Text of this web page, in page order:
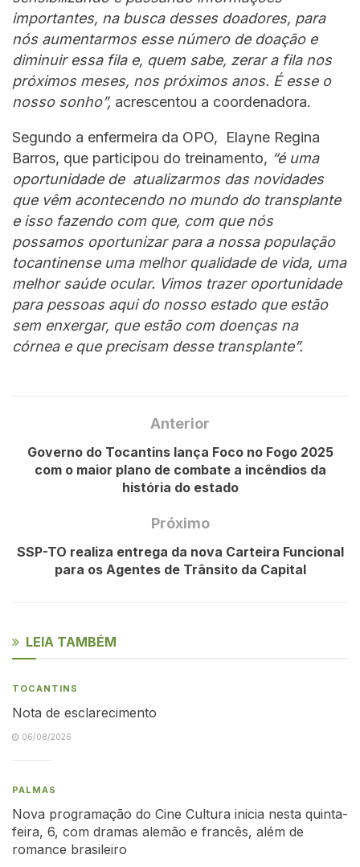
importantes, na busca desses doadores, para
nós aumentarmos esse número de doação e
diminuir essa fila e, quem sabe, zerar a fila nos
próximos meses, nos próximos anos. É esse o
nosso sonho”, acrescentou a coordenadora.
Segundo a enfermeira da OPO, Elayne Regina
Barros, que participou do treinamento, “é uma
oportunidade de atualizarmos das novidades
que vêm acontecendo no mundo do transplante
e isso fazendo com que, com que nós
possamos oportunizar para a nossa população
tocantinense uma melhor qualidade de vida, uma
melhor saúde ocular. Vimos trazer oportunidade
para pessoas aqui do nosso estado que estão
sem enxergar, que estão com doenças na
córnea e que precisam desse transplante”.
Anterior
Governo do Tocantins lança Foco no Fogo 2025
com o maior plano de combate a incêndios da
história do estado
Próximo
SSP-TO realiza entrega da nova Carteira Funcional
para os Agentes de Trânsito da Capital
LEIA TAMBÉM
TOCANTINS
Nota de esclarecimento
06/08/2026
PALMAS
Nova programação do Cine Cultura inicia nesta quinta-
feira, 6, com dramas alemão e francês, além de
romance brasileiro